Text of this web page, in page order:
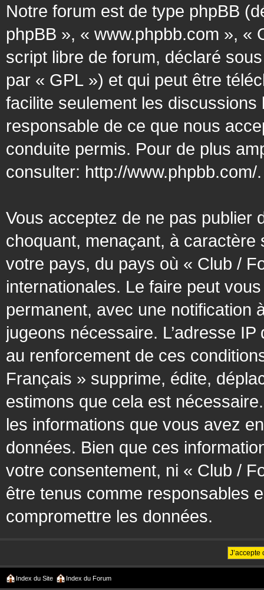
Notre forum est de type phpBB
phpBB », « www.phpbb.com », «
script libre de forum, déclaré
par « GPL ») et qui peut être
facilite seulement les
responsable de ce que nous
conduite permis. Pour de plus
consulter: http://www.phpbb.com/.
Vous acceptez de ne pas publier
choquant, menaçant, à
votre pays, du pays où « Club /
internationales. Le faire peut
permanent, avec une notification
jugeons nécessaire. L’adresse
au renforcement de ces
Français » supprime, édite,
estimons que cela est
les informations que vous avez
données. Bien que ces
votre consentement, ni « Club /
être tenus comme responsables
compromettre les données.
Index du Site Index du Forum